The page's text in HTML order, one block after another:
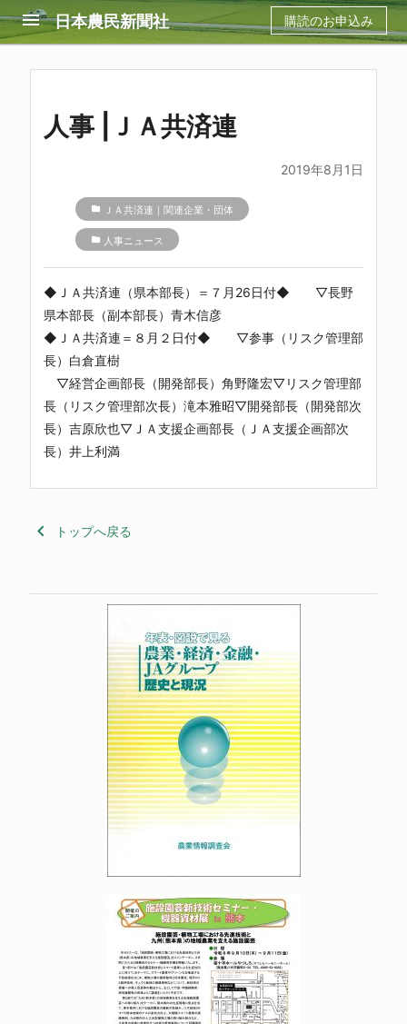
menu 日本農民新聞社 購読のお申込み
人事 |ＪＡ共済連
2019年8月1日
folder ＪＡ共済連｜関連企業・団体
folder 人事ニュース
◆ ＪＡ共済連 （県本部長）＝７月26日付◆ ▽長野
県本部長（副本部長）青木信彦
◆ ＪＡ共済連 ＝８月２日付◆ ▽参事（リスク管理部
長）白倉直樹
▽経営企画部長（開発部長）角野隆宏▽リスク管理部
長（リスク管理部次長）滝本雅昭▽開発部長（開発部次
長）吉原欣也▽ＪＡ支援企画部長（ＪＡ支援企画部次
長）井上利満
keyboard_arrow_left トップへ戻る